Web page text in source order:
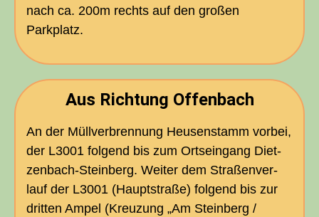
nach ca. 200m rechts auf den gro­ßen
Parkplatz.
Aus Rich­tung Offenbach
An der Müll­ver­bren­nung Heu­sen­stamm vor­bei,
der L3001 fol­gend bis zum Orts­ein­gang Diet­
zen­bach-Stein­berg. Wei­ter dem Stra­ßen­ver­
lauf der L3001 (Haupt­stra­ße) fol­gend bis zur
drit­ten Ampel (Kreu­zung „Am Stein­berg /